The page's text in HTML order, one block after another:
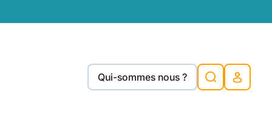
Qui-sommes nous ?